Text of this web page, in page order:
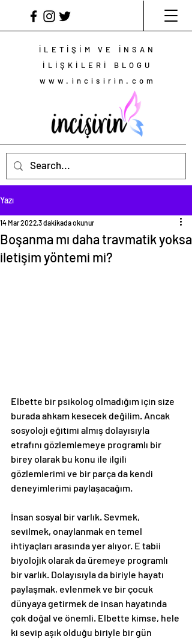
İLETİŞİM VE İNSAN
İLİŞKİLERİ BLOGU
www.incisirin.com
Yazı
Boşanma mı daha travmatik yoksa
iletişim yöntemi mi?
14 Mar 2022 3 dakikada okunur
Elbette bir psikolog olmadığım için size
burada ahkam kesecek değilim. Ancak
sosyoloji eğitimi almış dolayısıyla
etrafını gözlemlemeye programlı bir
birey olarak bu konu ile ilgili
gözlemlerimi ve bir parça da kendi
deneyimlerimi paylaşacağım.
İnsan sosyal bir varlık. Sevmek,
sevilmek, onaylanmak en temel
ihtiyaçları arasında yer alıyor. E tabii
biyolojik olarak da üremeye programlı
bir varlık. Dolayısıyla da biriyle hayatı
paylaşmak, evlenmek ve bir çocuk
dünyaya getirmek de insan hayatında
çok doğal ve önemli. Elbette kimse, hele
ki sevip aşık olduğu biriyle bir gün